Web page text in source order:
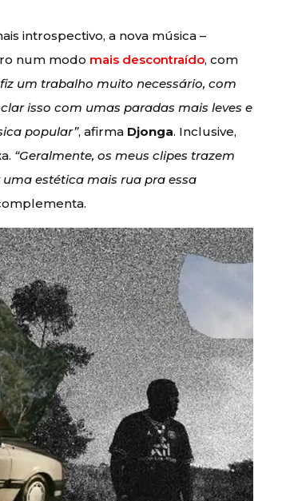
introspectivo, a nova música –
num modo mais descontraído, com
um trabalho muito necessário, com
isso com umas paradas mais leves e
popular”, afirma Djonga. Inclusive,
“Geralmente, os meus clipes trazem
estética mais rua pra essa